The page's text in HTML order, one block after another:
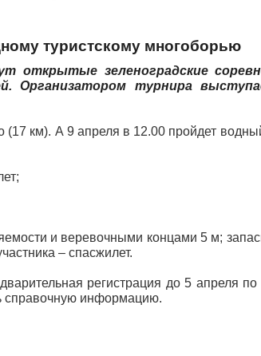
туристскому многоборью
открытые зеленоградские
Организатором турнира
км). А 9 апреля в 12.00 пройдет
и веревочными концами 5 м;
– спасжилет.
регистрация до 5 апреля
справочную информацию.